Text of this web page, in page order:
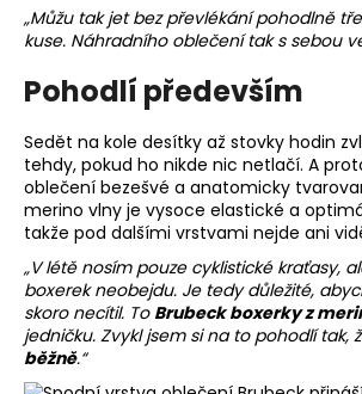
„Můžu tak jet bez převlékání pohodlně
kuse. Náhradního oblečení tak s sebou
Pohodlí především
Sedět na kole desítky až stovky hodin
tehdy, pokud ho nikde nic netlačí. A
oblečení bezešvé a anatomicky
merino vlny je vysoce elastické a
takže pod dalšími vrstvami nejde ani
„V létě nosím pouze cyklistické kraťasy,
boxerek neobejdu. Je tedy důležité,
skoro necítil. To Brubeck boxerky z
jedničku. Zvykl jsem si na to pohodlí tak,
běžně.“
BRUBECK
BOTY
MERINO
ŠEDÉ
SH5003
2
999
Kč
Původně:
3
299
Kč